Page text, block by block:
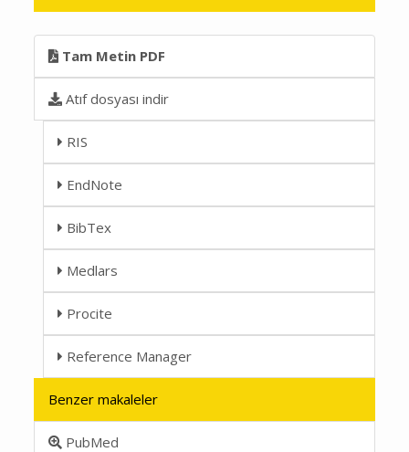
Tam Metin PDF
Atıf dosyası indir
RIS
EndNote
BibTex
Medlars
Procite
Reference Manager
Benzer makaleler
PubMed